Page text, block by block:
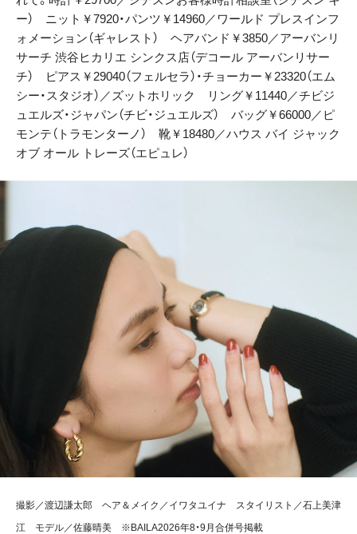
ー） ニット￥7920・パンツ￥14960／ワールド プレスインフ
ォメーション（ギャレスト） ヘアバンド￥3850／アーバンリ
サーチ 渋谷ヒカリエ シンクス店（デコール アーバンリサー
チ） ピアス￥29040（フェルセラ）・チョーカー￥23320（エム
シー・スタジオ）／ズットホリック リング￥11440／チビジ
ュエルズ・ジャパン（チビ・ジュエルズ） バッグ￥66000／ピ
モンテ（トラモンターノ） 靴￥18480／ハウス バイ ジャック
オブ オール トレーズ（エピュレ）
撮影／渡辺謙太郎 ヘア＆メイク／イワタユイナ スタイリスト／石上美津
江 モデル／佐藤晴美 ※BAILA2026年8・9月合併号掲載